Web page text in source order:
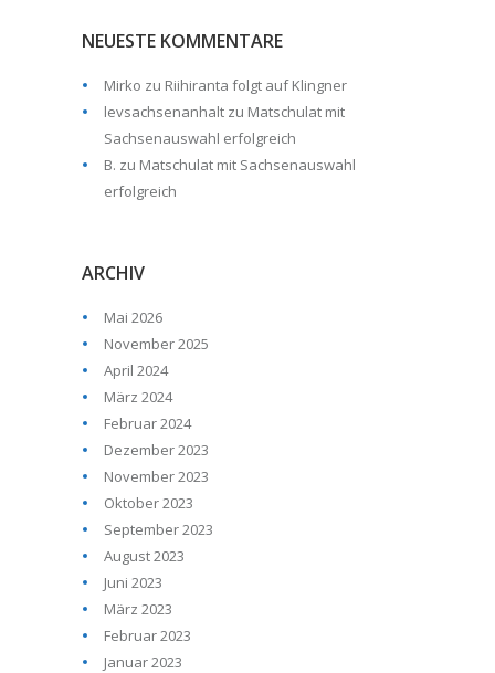
NEUESTE KOMMENTARE
Mirko zu Riihiranta folgt auf Klingner
levsachsenanhalt zu Matschulat mit
Sachsenauswahl erfolgreich
B. zu Matschulat mit Sachsenauswahl
erfolgreich
ARCHIV
Mai 2026
November 2025
April 2024
März 2024
Februar 2024
Dezember 2023
November 2023
Oktober 2023
September 2023
August 2023
Juni 2023
März 2023
Februar 2023
Januar 2023